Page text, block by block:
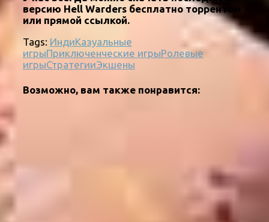
версию Hell Warders бесплатно торрентом
или прямой ссылкой.
Tags: ИндиКазуальные
игрыПриключенческие игрыРолевые
игрыСтратегииЭкшены
Возможно, вам также понравится: